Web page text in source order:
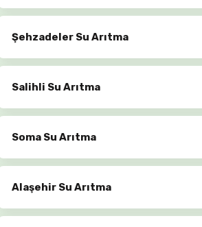
Şehzadeler Su Arıtma
Salihli Su Arıtma
Soma Su Arıtma
Alaşehir Su Arıtma